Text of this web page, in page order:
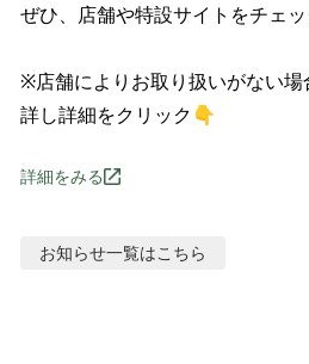
ぜひ、店舗や特設サイトをチェ
※店舗によりお取り扱いがない場
詳し詳細をクリック👇
詳細をみる
お知らせ一覧はこちら